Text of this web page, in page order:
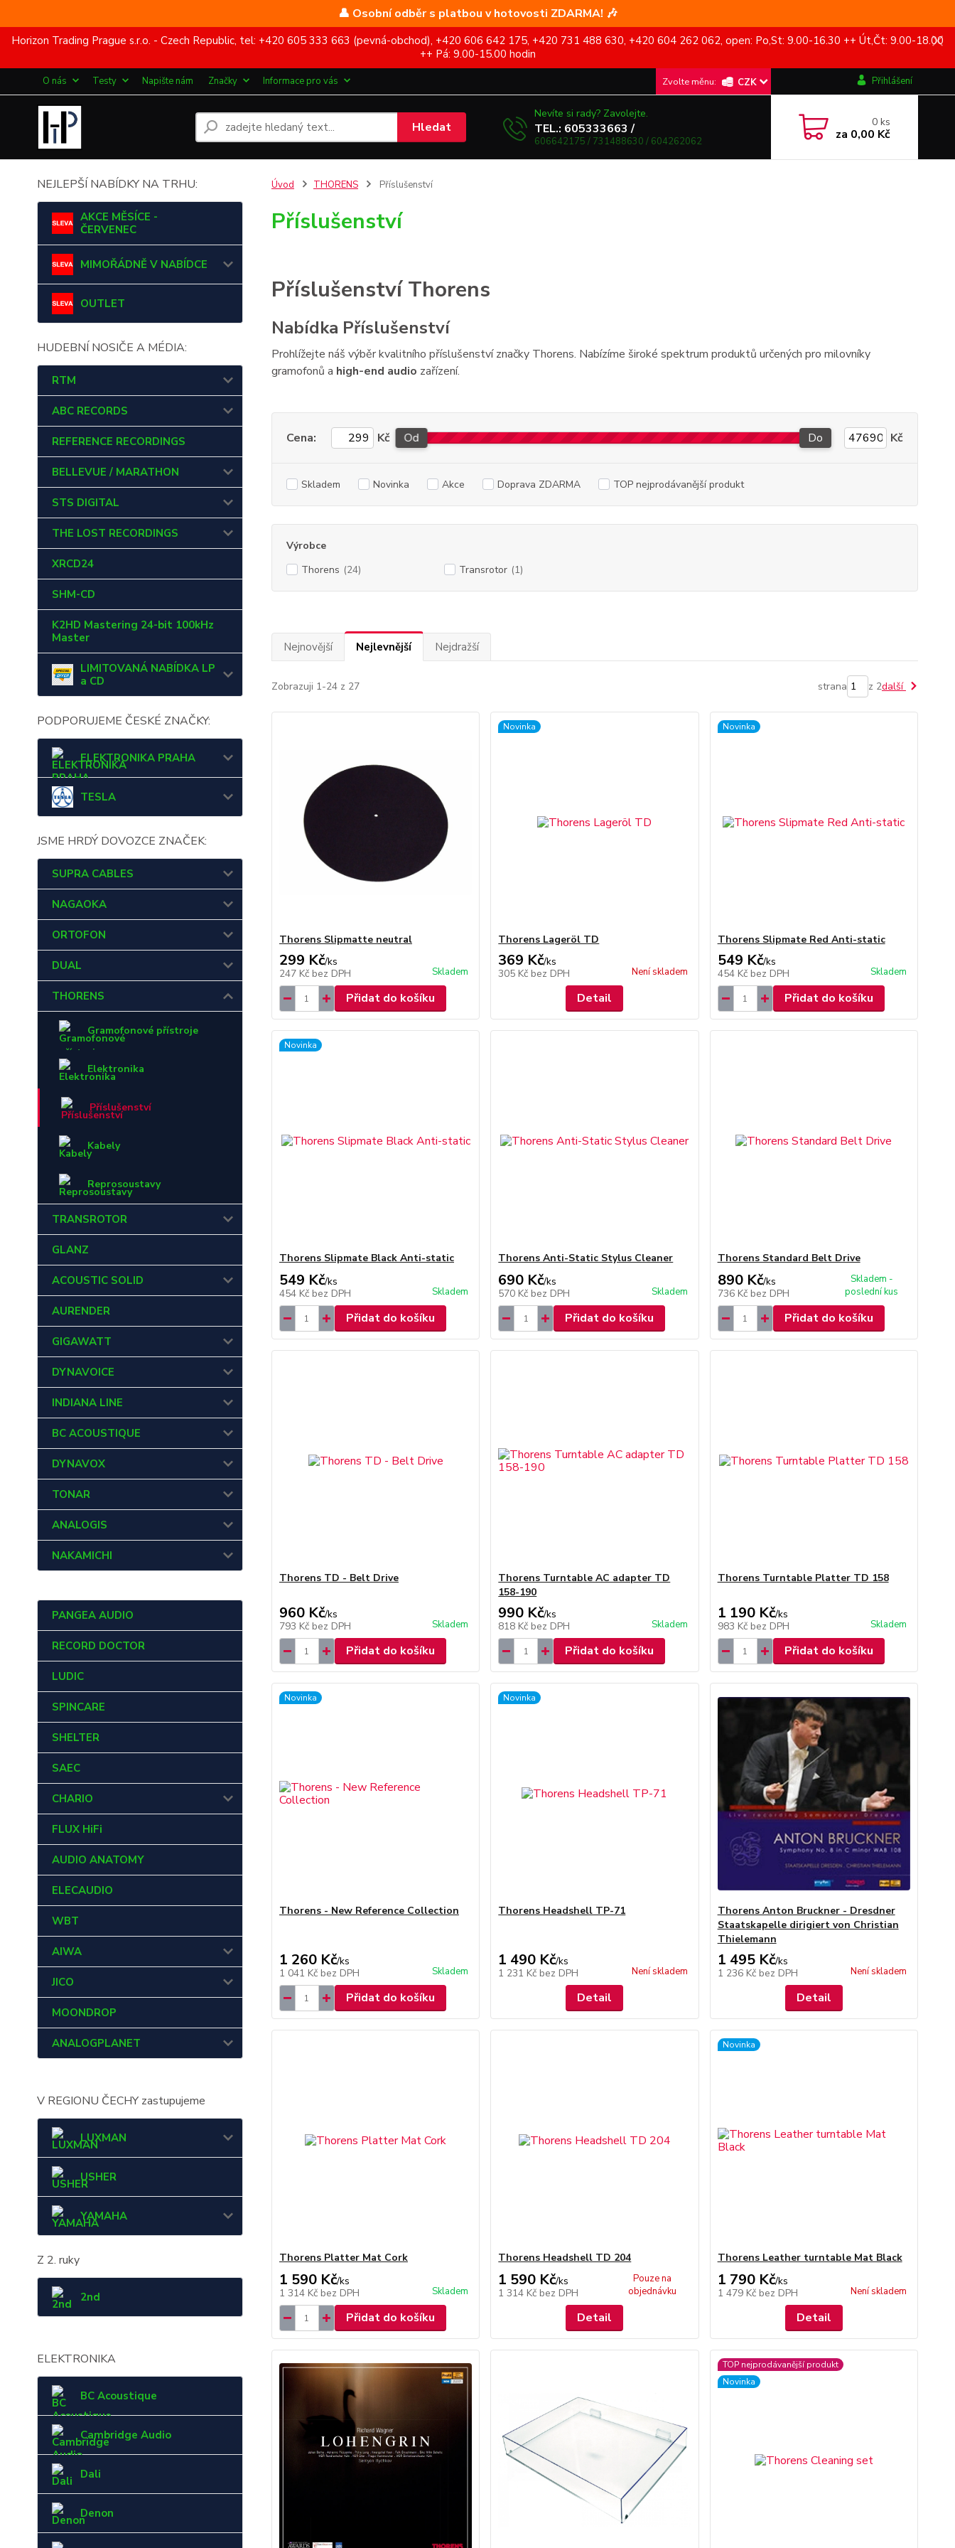
👤 Osobní odběr s platbou v hotovosti ZDARMA! 🎶
Horizon Trading Prague s.r.o. - Czech Republic, tel: +420 605 333 663 (pevná-obchod), +420 606 642 175, +420 731 488 630, +420 604 262 062, open: Po,St: 9.00-16.30 ++ Út,Čt: 9.00-18.00
++ Pá: 9.00-15.00 hodin
O nás Testy Napište nám Značky Informace pro vás CZK Přihlášení
Hledat
Nevíte si rady? Zavolejte.
TEL.: 605333663 /
606642175 / 731488630 / 604262062
0ks
za 0,00 Kč
NEJLEPŠÍ NABÍDKY NA TRHU:
AKCE MĚSÍCE -
ČERVENEC
MIMOŘÁDNĚ V NABÍDCE
OUTLET
HUDEBNÍ NOSIČE A MÉDIA:
RTM
ABC RECORDS
REFERENCE RECORDINGS
BELLEVUE / MARATHON
STS DIGITAL
THE LOST RECORDINGS
XRCD24
SHM-CD
K2HD Mastering 24-bit 100kHz
Master
LIMITOVANÁ NABÍDKA LP
a CD
PODPORUJEME ČESKÉ ZNAČKY:
ELEKTRONIKA PRAHA
TESLA
JSME HRDÝ DOVOZCE ZNAČEK:
SUPRA CABLES
NAGAOKA
ORTOFON
DUAL
THORENS
Gramofonové přístroje
Elektronika
Příslušenství
Kabely
Reprosoustavy
TRANSROTOR
GLANZ
ACOUSTIC SOLID
AURENDER
GIGAWATT
DYNAVOICE
INDIANA LINE
BC ACOUSTIQUE
DYNAVOX
TONAR
ANALOGIS
NAKAMICHI
PANGEA AUDIO
RECORD DOCTOR
LUDIC
SPINCARE
SHELTER
SAEC
CHARIO
FLUX HiFi
AUDIO ANATOMY
ELECAUDIO
WBT
AIWA
JICO
MOONDROP
ANALOGPLANET
V REGIONU ČECHY zastupujeme
LUXMAN
USHER
YAMAHA
Z 2. ruky
2nd
ELEKTRONIKA
BC Acoustique
Cambridge Audio
Dali
Denon
Úvod THORENS Příslušenství
Příslušenství
Příslušenství Thorens
Nabídka Příslušenství
Prohlížejte náš výběr kvalitního příslušenství značky Thorens. Nabízíme široké spektrum produktů určených pro milovníky
gramofonů a high-end audio zařízení.
Cena: Kč Od Do Kč
Skladem Novinka Akce Doprava ZDARMA TOP nejprodávanější produkt
Výrobce
Thorens (24) Transrotor (1)
Nejnovější Nejlevnější Nejdražší
Zobrazuji 1-24 z 27 strana z 2další
Thorens Slipmatte neutral
299 Kč/ks
247 Kč bez DPH Skladem
Přidat do košíku
Novinka
Thorens Lageröl TD
369 Kč/ks
305 Kč bez DPH Není skladem
Detail
Novinka
Thorens Slipmate Red Anti-static
549 Kč/ks
454 Kč bez DPH Skladem
Přidat do košíku
Novinka
Thorens Slipmate Black Anti-static
549 Kč/ks
454 Kč bez DPH Skladem
Přidat do košíku
Thorens Anti-Static Stylus Cleaner
690 Kč/ks
570 Kč bez DPH Skladem
Přidat do košíku
Thorens Standard Belt Drive
890 Kč/ks
736 Kč bez DPH
Skladem -
poslední kus
Přidat do košíku
Thorens TD - Belt Drive
960 Kč/ks
793 Kč bez DPH Skladem
Přidat do košíku
Thorens Turntable AC adapter TD
158-190
990 Kč/ks
818 Kč bez DPH Skladem
Přidat do košíku
Thorens Turntable Platter TD 158
1 190 Kč/ks
983 Kč bez DPH Skladem
Přidat do košíku
Novinka
Thorens - New Reference Collection
1 260 Kč/ks
1 041 Kč bez DPH Skladem
Přidat do košíku
Novinka
Thorens Headshell TP-71
1 490 Kč/ks
1 231 Kč bez DPH Není skladem
Detail
Thorens Anton Bruckner - Dresdner
Staatskapelle dirigiert von Christian
Thielemann
1 495 Kč/ks
1 236 Kč bez DPH Není skladem
Detail
Thorens Platter Mat Cork
1 590 Kč/ks
1 314 Kč bez DPH Skladem
Přidat do košíku
Thorens Headshell TD 204
1 590 Kč/ks
1 314 Kč bez DPH
Pouze na
objednávku
Detail
Novinka
Thorens Leather turntable Mat Black
1 790 Kč/ks
1 479 Kč bez DPH Není skladem
Detail
TOP nejprodávanější produkt
Novinka